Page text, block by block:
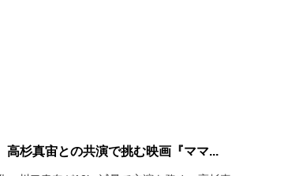
高杉真宙との共演で挑む映画『ママ...